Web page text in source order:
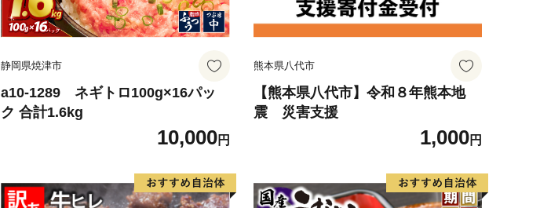
静岡県焼津市
a10-1289 ネギトロ100g×16パッ
ク 合計1.6kg
10,000円
熊本県八代市
【熊本県八代市】令和８年熊本地
震 災害支援
1,000円